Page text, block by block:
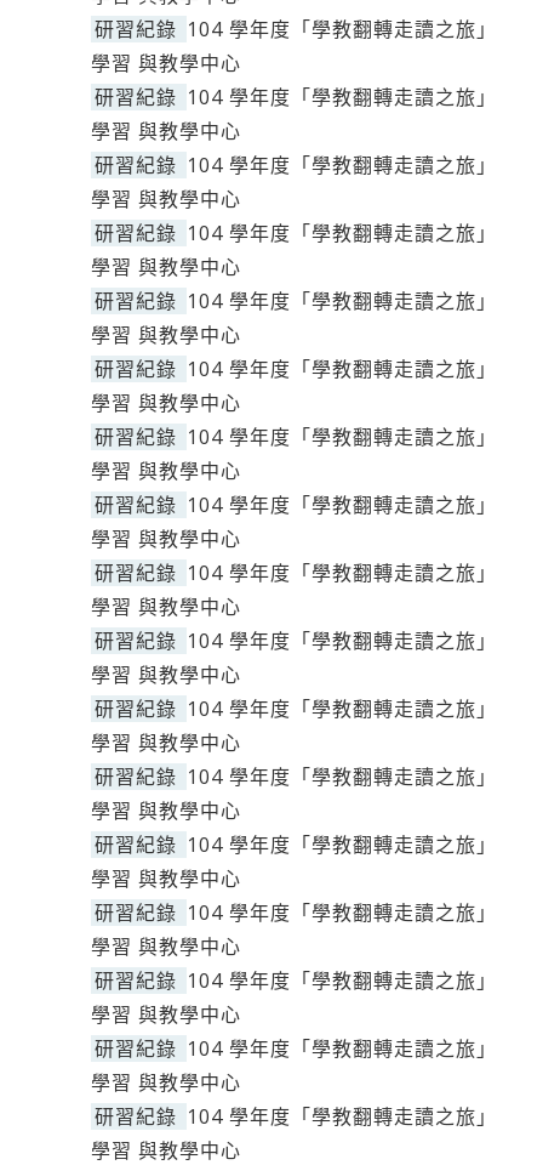
研習紀錄 104 學年度「學教翻轉走讀之旅」
學習 與教學中心
研習紀錄 104 學年度「學教翻轉走讀之旅」
學習 與教學中心
研習紀錄 104 學年度「學教翻轉走讀之旅」
學習 與教學中心
研習紀錄 104 學年度「學教翻轉走讀之旅」
學習 與教學中心
研習紀錄 104 學年度「學教翻轉走讀之旅」
學習 與教學中心
研習紀錄 104 學年度「學教翻轉走讀之旅」
學習 與教學中心
研習紀錄 104 學年度「學教翻轉走讀之旅」
學習 與教學中心
研習紀錄 104 學年度「學教翻轉走讀之旅」
學習 與教學中心
研習紀錄 104 學年度「學教翻轉走讀之旅」
學習 與教學中心
研習紀錄 104 學年度「學教翻轉走讀之旅」
學習 與教學中心
研習紀錄 104 學年度「學教翻轉走讀之旅」
學習 與教學中心
研習紀錄 104 學年度「學教翻轉走讀之旅」
學習 與教學中心
研習紀錄 104 學年度「學教翻轉走讀之旅」
學習 與教學中心
研習紀錄 104 學年度「學教翻轉走讀之旅」
學習 與教學中心
研習紀錄 104 學年度「學教翻轉走讀之旅」
學習 與教學中心
研習紀錄 104 學年度「學教翻轉走讀之旅」
學習 與教學中心
研習紀錄 104 學年度「學教翻轉走讀之旅」
學習 與教學中心